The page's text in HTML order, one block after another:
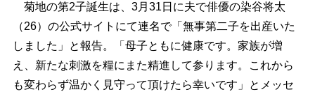
菊地の第2子誕生は、3月31日に夫で俳優の染谷将太
（26）の公式サイトにて連名で「無事第二子を出産いた
しました」と報告。「母子ともに健康です。家族が増
え、新たな刺激を糧にまた精進して参ります。これから
も変わらず温かく見守って頂けたら幸いです」とメッセ